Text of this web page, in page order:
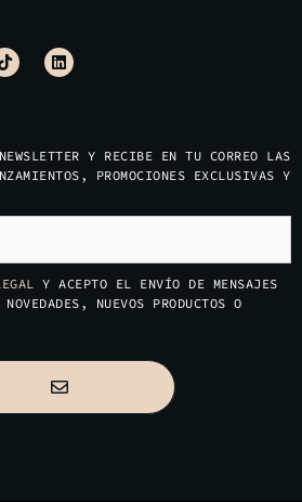
Y RECIBE EN TU CORREO LAS
PROMOCIONES EXCLUSIVAS Y
Y ACEPTO EL ENVÍO DE MENSAJES
NUEVOS PRODUCTOS O